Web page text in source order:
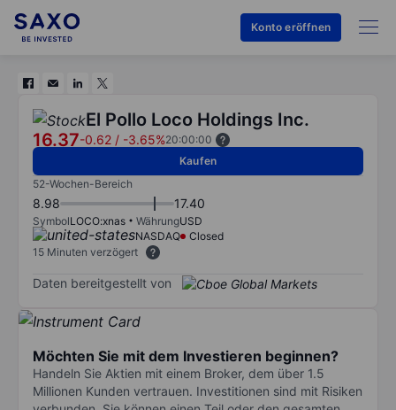
Konto eröffnen
El Pollo Loco Holdings Inc.
16.37-0.62 / -3.65%20:00:00
Kaufen
52-Wochen-Bereich
8.98 17.40
SymbolLOCO:xnas WährungUSD
NASDAQ
Closed
15 Minuten verzögert
Daten bereitgestellt von
Möchten Sie mit dem Investieren beginnen?
Handeln Sie Aktien mit einem Broker, dem über 1.5
Millionen Kunden vertrauen. Investitionen sind mit Risiken